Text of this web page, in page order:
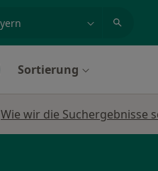
Sortierung
Wie wir die Suchergebnisse